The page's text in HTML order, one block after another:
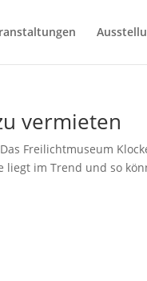
vermieten
Freilichtmuseum
im Trend und so